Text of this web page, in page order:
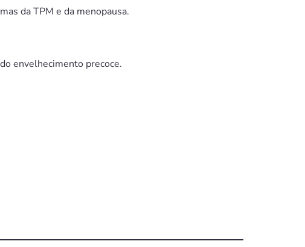
da TPM e da menopausa.
envelhecimento precoce.